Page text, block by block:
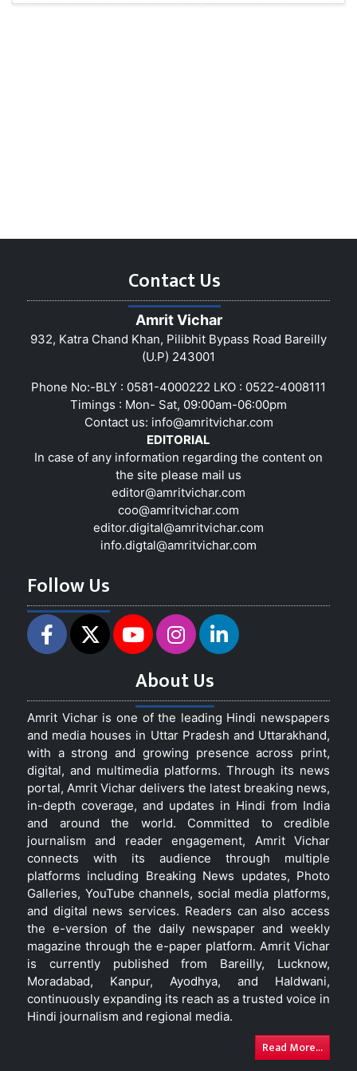
Contact Us
Amrit Vichar
932, Katra Chand Khan, Pilibhit Bypass Road Bareilly
(U.P) 243001
Phone No:-BLY : 0581-4000222 LKO : 0522-4008111
Timings : Mon- Sat, 09:00am-06:00pm
Contact us: info@amritvichar.com
EDITORIAL
In case of any information regarding the content on
the site please mail us
editor@amritvichar.com
coo@amritvichar.com
editor.digital@amritvichar.com
info.digtal@amritvichar.com
Follow Us
About Us
Amrit Vichar is one of the leading Hindi newspapers
and media houses in Uttar Pradesh and Uttarakhand,
with a strong and growing presence across print,
digital, and multimedia platforms. Through its news
portal, Amrit Vichar delivers the latest breaking news,
in-depth coverage, and updates in Hindi from India
and around the world. Committed to credible
journalism and reader engagement, Amrit Vichar
connects with its audience through multiple
platforms including Breaking News updates, Photo
Galleries, YouTube channels, social media platforms,
and digital news services. Readers can also access
the e-version of the daily newspaper and weekly
magazine through the e-paper platform. Amrit Vichar
is currently published from Bareilly, Lucknow,
Moradabad, Kanpur, Ayodhya, and Haldwani,
continuously expanding its reach as a trusted voice in
Hindi journalism and regional media.
Read More...